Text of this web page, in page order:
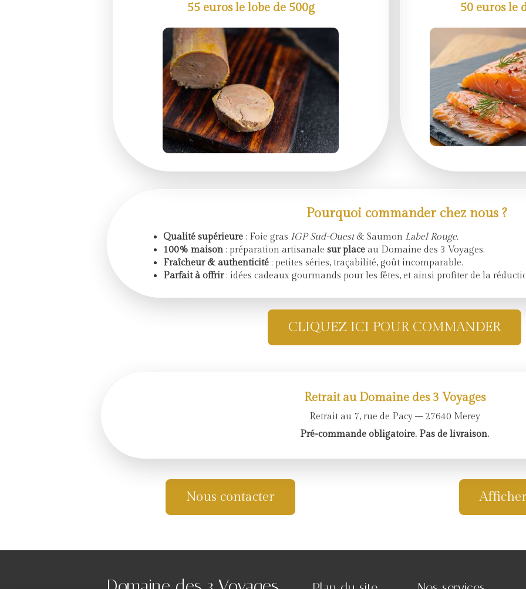
55 euros le lobe de 500g 50 euros le
Pourquoi commander chez nous ?
Qualité supérieure : Foie gras IGP Sud-Ouest& Saumon Label Rouge.
100% maison : préparation artisanale sur place au Domaine des 3 Voyages.
Fraîcheur & authenticité : petites séries, traçabilité, goût incomparable.
Parfait à offrir: idées cadeaux gourmands pour les fêtes, et ainsi profiter de la
CLIQUEZ ICI POUR COMMANDER
Retrait au Domaine des 3 Voyages
Retrait au 7, rue de Pacy – 27640 Merey
Pré-commande obligatoire. Pas de livraison.
Nous contacter